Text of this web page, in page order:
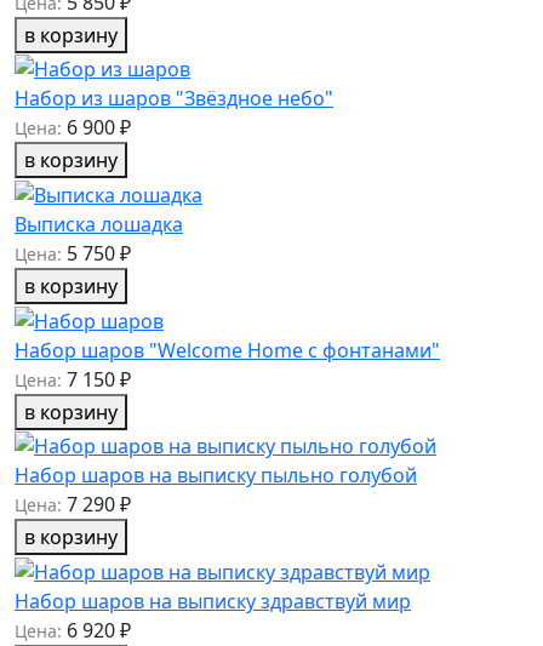
в корзину
Набор из шаров "Звёздное небо"
Цена: 6 900 ₽
в корзину
Выписка лошадка
Цена: 5 750 ₽
в корзину
Набор шаров "Welcome Home с фонтанами"
Цена: 7 150 ₽
в корзину
Набор шаров на выписку пыльно голубой
Цена: 7 290 ₽
в корзину
Набор шаров на выписку здравствуй мир
Цена: 6 920 ₽